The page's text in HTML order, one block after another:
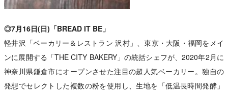
◎7月16日(日)「BREAD IT BE」
軽井沢「ベーカリー＆レストラン 沢村」、東京・大阪・福岡をメイ
ンに展開する「THE CITY BAKERY」の統括シェフが、2020年2月に
神奈川県鎌倉市にオープンさせた注目の超人気ベーカリー。独自の
発想でセレクトした複数の粉を使用し、生地を「低温長時間発酵」